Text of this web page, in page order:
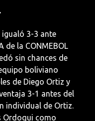
3-3 ante
de la CONMEBOL
sin chances de
boliviano
de Diego Ortiz y
3-1 antes del
individual de Ortiz.
Ordoqui como